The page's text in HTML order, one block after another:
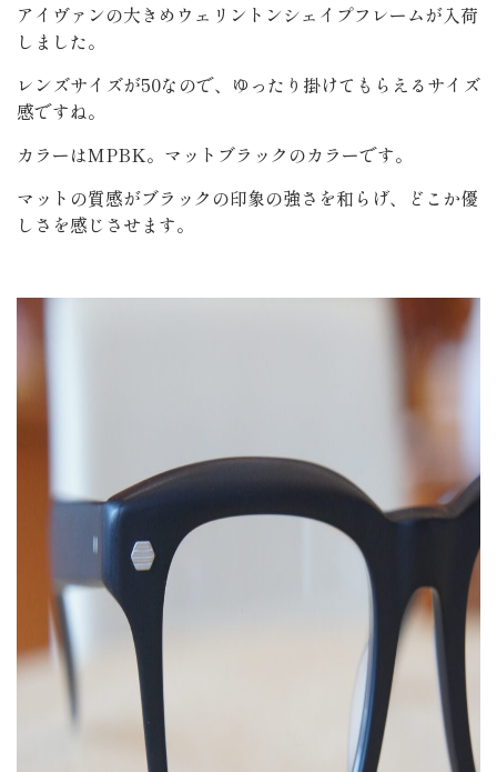
アイヴァンの大きめウェリントンシェイプフレームが入荷
しました。
レンズサイズが50なので、ゆったり掛けてもらえるサイズ
感ですね。
カラーはMPBK。マットブラックのカラーです。
マットの質感がブラックの印象の強さを和らげ、どこか優
しさを感じさせます。